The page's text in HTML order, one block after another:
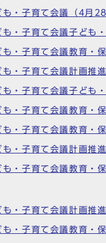
・子育て会議（4月28
・子育て会議子ども
・子育て会議教育・
・子育て会議計画推
・子育て会議子ども
・子育て会議教育・
・子育て会議教育・
・子育て会議計画推
・子育て会議教育・
・子育て会議計画推
・子育て会議教育・